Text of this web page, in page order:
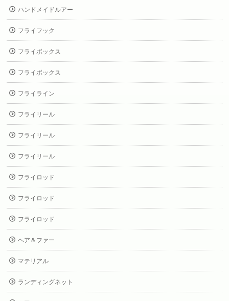
ハンドメイドルアー
フライフック
フライボックス
フライボックス
フライライン
フライリール
フライリール
フライリール
フライロッド
フライロッド
フライロッド
ヘア＆ファー
マテリアル
ランディングネット